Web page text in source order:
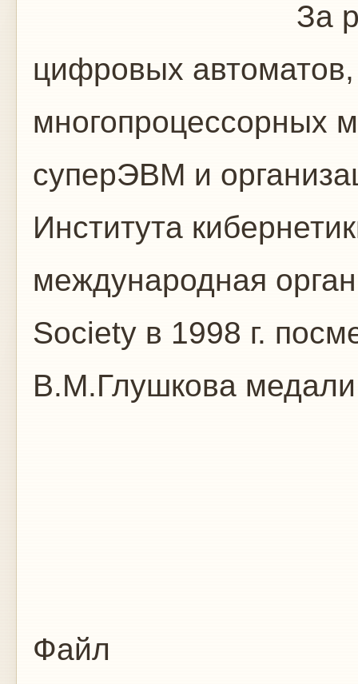
За
цифровых
многопроцессорных
суперЭВМ и
Института
международная
Society в 1998 г.
В.М.Глушкова
Файл